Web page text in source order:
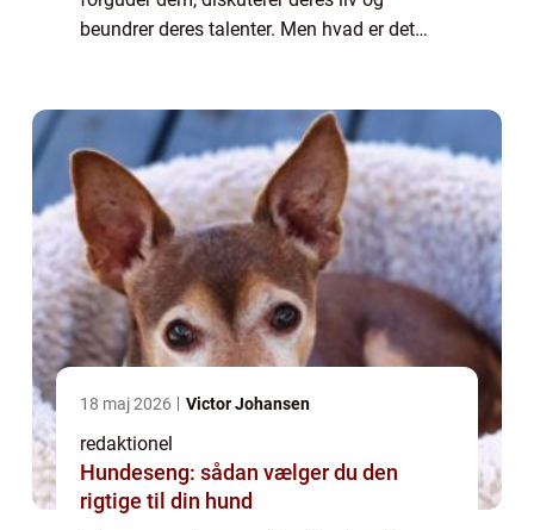
beundrer deres talenter. Men hvad er det
fænomenet udvikl...
18 maj 2026 Victor Johansen
redaktionel
Hundeseng: sådan vælger du den
rigtige til din hund